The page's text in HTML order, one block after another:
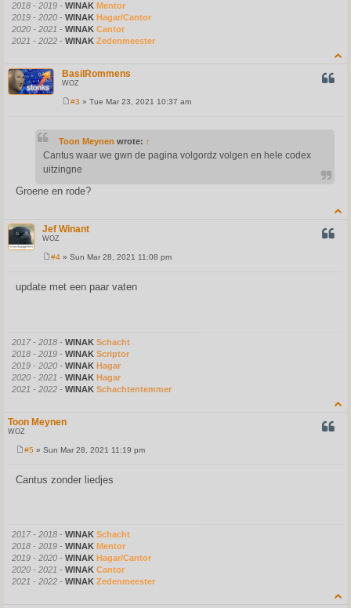
2018 - 2019 - WINAK Mentor
2019 - 2020 - WINAK Hagar/Cantor
2020 - 2021 - WINAK Cantor
2021 - 2022 - WINAK Zedenmeester
BasilRommens
WOZ
#3 » Tue Mar 23, 2021 10:37 am
Toon Meynen wrote: ↑
Cantus waar we gwn de pagina volgordz volgen en hele codex
uitzingne
Groene en rode?
Jef Winant
WOZ
#4 » Sun Mar 28, 2021 11:08 pm
update met een paar vaten
2017 - 2018 - WINAK Schacht
2018 - 2019 - WINAK Scriptor
2019 - 2020 - WINAK Hagar
2020 - 2021 - WINAK Hagar
2021 - 2022 - WINAK Schachtentemmer
Toon Meynen
WOZ
t
#5 » Sun Mar 28, 2021 11:19 pm
Cantus zonder liedjes
2017 - 2018 - WINAK Schacht
2018 - 2019 - WINAK Mentor
2019 - 2020 - WINAK Hagar/Cantor
2020 - 2021 - WINAK Cantor
2021 - 2022 - WINAK Zedenmeester